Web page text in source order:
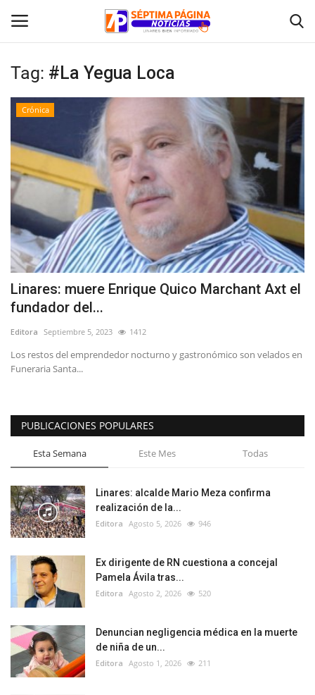
Inicio
Policial
Tribunales
Deporte
Política
Espectáculos
Tag: #La Yegua Loca
Crónica
Linares: muere Enrique Quico Marchant Axt el
fundador del...
Editora Septiembre 5, 2023 1412
Los restos del emprendedor nocturno y gastronómico son velados en
Funeraria Santa...
PUBLICACIONES POPULARES
Esta Semana Este Mes Todas
Linares: alcalde Mario Meza confirma
realización de la...
Editora Agosto 5, 2026 946
Ex dirigente de RN cuestiona a concejal
Pamela Ávila tras...
Editora Agosto 2, 2026 520
Denuncian negligencia médica en la muerte
de niña de un...
Editora Agosto 1, 2026 211